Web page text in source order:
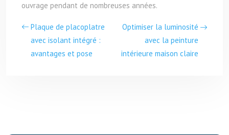
ouvrage pendant de nombreuses années.
Plaque de placoplatre
avec isolant intégré :
avantages et pose
Optimiser la luminosité
avec la peinture
intérieure maison claire